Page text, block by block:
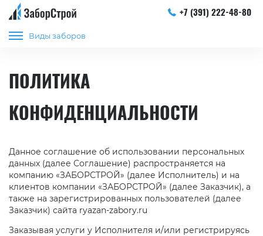
+7 (391) 222-48-80
Виды заборов
ПОЛИТИКА
КОНФИДЕНЦИАЛЬНОСТИ
Данное соглашение об использовании персональных
данных (далее Соглашение) распространяется на
компанию «ЗАБОРСТРОЙ» (далее Исполнитель) и на
клиентов компании «ЗАБОРСТРОЙ» (далее Заказчик), а
также на зарегистрированных пользователей (далее
Заказчик) сайта ryazan-zabory.ru
Заказывая услуги у Исполнителя и/или регистрируясь